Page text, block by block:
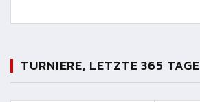
TURNIERE, LETZTE 365 TAGE